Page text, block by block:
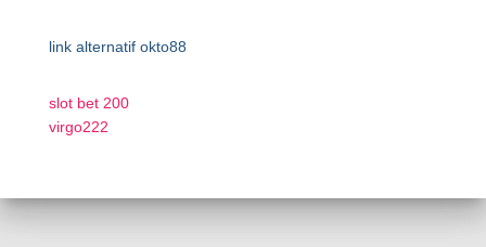
link alternatif okto88
slot bet 200
virgo222